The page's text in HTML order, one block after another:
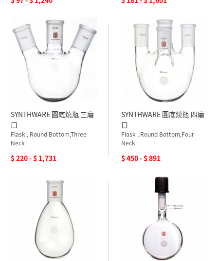
SYNTHWARE 圓底燒瓶 三磨
口
Flask , Round Bottom,Three
Neck
$ 220 - $ 1,731
SYNTHWARE 圓底燒瓶 四磨
口
Flask , Round Bottom,Four
Neck
$ 450 - $ 891